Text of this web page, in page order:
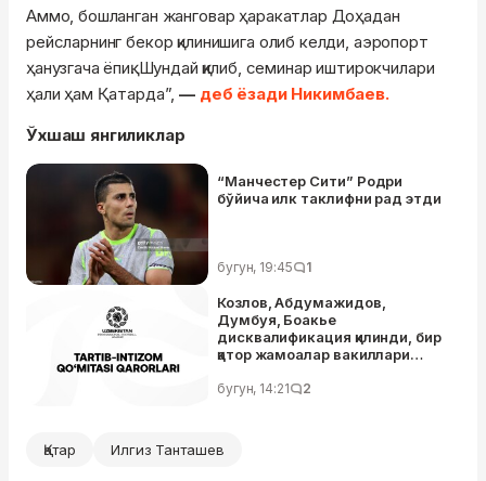
Аммо, бошланган жанговар ҳаракатлар Доҳадан
рейсларнинг бекор қилинишига олиб келди, аэропорт
ҳанузгача ёпиқ. Шундай қилиб, семинар иштирокчилари
ҳали ҳам Қатарда”,— деб ёзади Никимбаев.
Ўхшаш янгиликлар
“Манчестер Сити” Родри
бўйича илк таклифни рад этди
бугун, 19:45 1
Козлов, Абдумажидов,
Думбуя, Боакье
дисквалификация қилинди, бир
қатор жамоалар вакиллари
интизом қўмитаси
бугун, 14:21 2
Қатар Илгиз Танташев